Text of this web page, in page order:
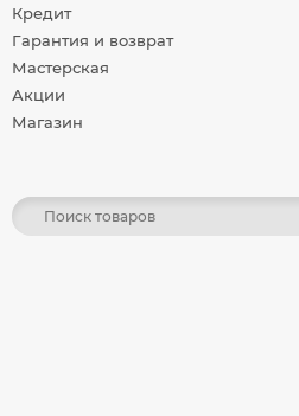
Кредит
Гарантия и возврат
Мастерская
Акции
Магазин